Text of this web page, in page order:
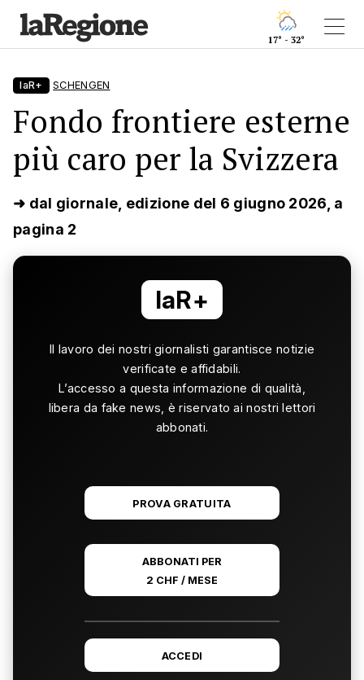
17° - 32°
laR+ SCHENGEN
Fondo frontiere esterne
più caro per la Svizzera
➜ dal giornale, edizione del 6 giugno 2026, a
pagina 2
laR+
Il lavoro dei nostri giornalisti garantisce notizie
verificate e affidabili.
L’accesso a questa informazione di qualità,
libera da fake news, è riservato ai nostri lettori
abbonati.
PROVA GRATUITA
ABBONATI PER
2 CHF / MESE
ACCEDI